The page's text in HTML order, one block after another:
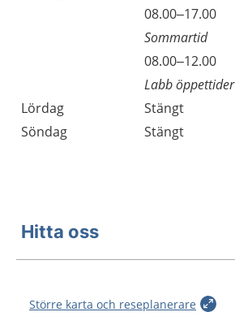
08.00–17.00
Sommartid
08.00–12.00
Labb öppettider
Lördag
Stängt
Söndag
Stängt
Hitta oss
Större karta och reseplanerare